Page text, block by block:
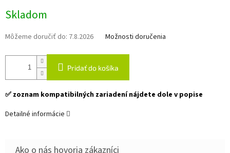
cena:
Skladom
Môžeme doručiť do: 7.8.2026 Možnosti doručenia
Pridať do košíka
✅ zoznam kompatibilných zariadení nájdete dole v popise
Detailné informácie